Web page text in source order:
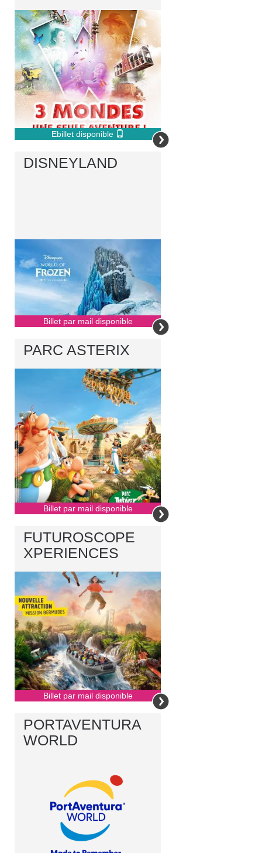
Ebillet disponible
Billet par mail disponible
DISNEYLAND
Billet par mail disponible
PARC ASTERIX
Billet par mail disponible
FUTUROSCOPE
XPERIENCES
PORTAVENTURA
WORLD